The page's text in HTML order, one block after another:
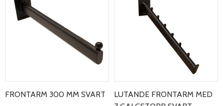
FRONTARM 300 MM SVART
LUTANDE FRONTARM MED